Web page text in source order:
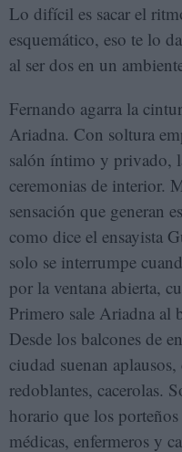
Lo difícil es sacar el
esquemático, eso te lo
al ser dos en un
Fernando agarra la
Ariadna. Con soltura
salón íntimo y privado,
ceremonias de interior.
sensación que generan
como dice el ensayista
solo se interrumpe
por la ventana abierta,
Primero sale Ariadna al
Desde los balcones de
ciudad suenan
redoblantes, cacerolas.
horario que los porteños
médicas, enfermeros y